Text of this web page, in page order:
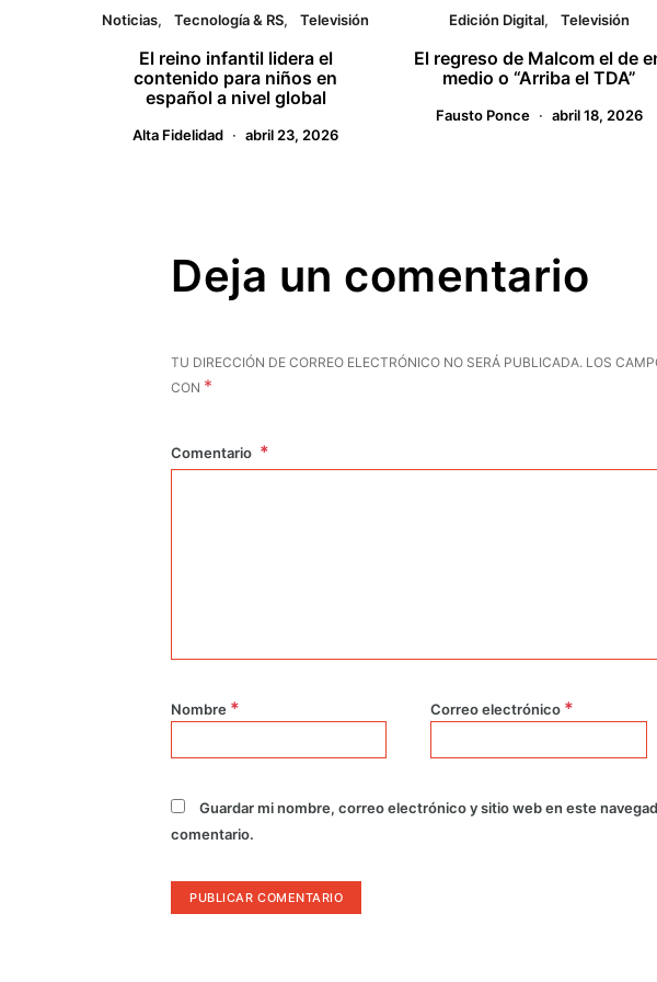
Noticias Tecnología & RS Televisión
El reino infantil lidera el
contenido para niños en
español a nivel global
Alta Fidelidad abril 23, 2026
Edición Digital Televisión
El regreso de Malcom el de
medio o “Arriba el TDA”
Fausto Ponce abril 18, 2026
Deja un comentario
TU DIRECCIÓN DE CORREO ELECTRÓNICO NO SERÁ PUBLICADA. LOS
CON *
Comentario
Nombre * Correo electrónico *
Guardar mi nombre, correo electrónico y sitio web en este
comentario.